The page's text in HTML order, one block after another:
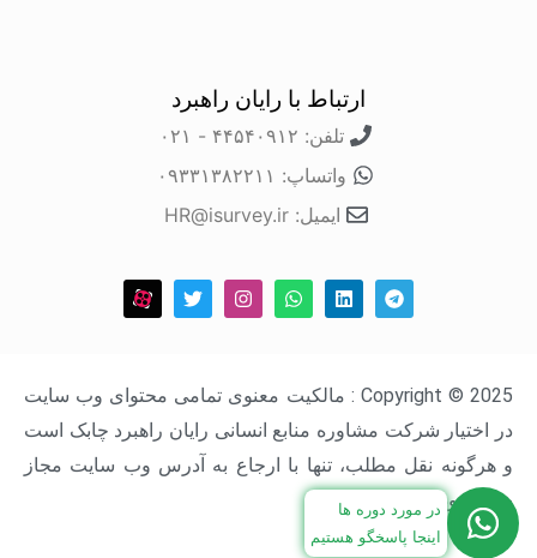
ارتباط با رایان راهبرد
تلفن: ۴۴۵۴۰۹۱۲ - ۰۲۱
واتساپ: ۰۹۳۳۱۳۸۲۲۱۱
ایمیل: HR@isurvey.ir
Copyright © 2025 : مالکیت معنوی تمامی محتوای وب سایت
در اختیار شرکت مشاوره منابع انسانی رایان راهبرد چابک است
و هرگونه نقل مطلب، تنها با ارجاع به آدرس وب سایت مجاز
خواهد بود.در مورد دوره ها
اینجا پاسخگو هستیم